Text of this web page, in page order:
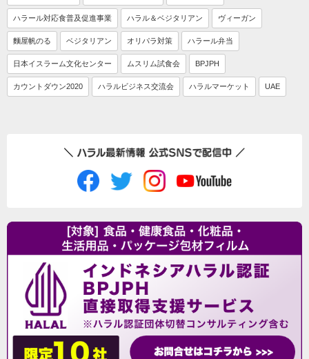
ハラール対応食普及促進事業 ハラル＆ベジタリアン ヴィーガン
麵屋帆のる ベジタリアン オリパラ対策 ハラール弁当
日本イスラーム文化センター ムスリム試食会 BPJPH
カウントダウン2020 ハラルビジネス交流会 ハラルマーケット UAE